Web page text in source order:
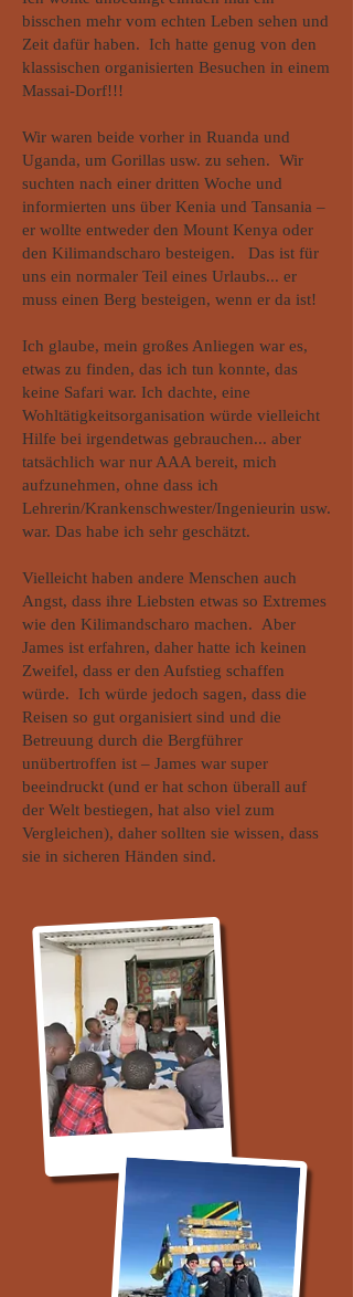
bisschen mehr vom echten Leben sehen und
Zeit dafür haben. Ich hatte genug von den
klassischen organisierten Besuchen in einem
Massai-Dorf!!!
Wir waren beide vorher in Ruanda und
Uganda, um Gorillas usw. zu sehen. Wir
suchten nach einer dritten Woche und
informierten uns über Kenia und Tansania –
er wollte entweder den Mount Kenya oder
den Kilimandscharo besteigen. Das ist für
uns ein normaler Teil eines Urlaubs... er
muss einen Berg besteigen, wenn er da ist!
Ich glaube, mein großes Anliegen war es,
etwas zu finden, das ich tun konnte, das
keine Safari war. Ich dachte, eine
Wohltätigkeitsorganisation würde vielleicht
Hilfe bei irgendetwas gebrauchen... aber
tatsächlich war nur AAA bereit, mich
aufzunehmen, ohne dass ich
Lehrerin/Krankenschwester/Ingenieurin usw.
war. Das habe ich sehr geschätzt.
Vielleicht haben andere Menschen auch
Angst, dass ihre Liebsten etwas so Extremes
wie den Kilimandscharo machen. Aber
James ist erfahren, daher hatte ich keinen
Zweifel, dass er den Aufstieg schaffen
würde. Ich würde jedoch sagen, dass die
Reisen so gut organisiert sind und die
Betreuung durch die Bergführer
unübertroffen ist – James war super
beeindruckt (und er hat schon überall auf
der Welt bestiegen, hat also viel zum
Vergleichen), daher sollten sie wissen, dass
sie in sicheren Händen sind.